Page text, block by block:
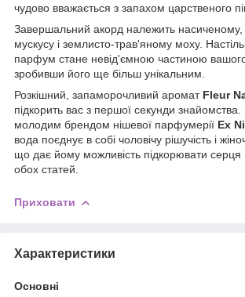
чудово вважається з запахом царственого
Завершальний акорд належить насиченому,
мускусу і землисто-трав'яному моху.
парфум стане невід'ємною частиною
зробивши його ще більш унікальним.
Розкішний, запаморочливий аромат Fleur
підкорить вас з першої секунди
молодим брендом нішевої парфумерії Ex
вода поєднує в собі чоловічу рішучість і
що дає йому можливість підкорювати серця
обох статей.
Приховати
Характеристики
Основні